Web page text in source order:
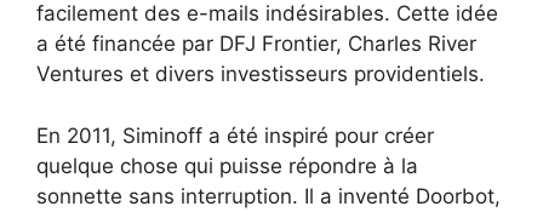
facilement des e-mails indésirables. Cette idée
a été financée par DFJ Frontier, Charles River
Ventures et divers investisseurs providentiels.
En 2011, Siminoff a été inspiré pour créer
quelque chose qui puisse répondre à la
sonnette sans interruption. Il a inventé Doorbot,